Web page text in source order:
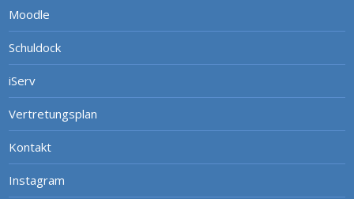
Moodle
Schuldock
iServ
Vertretungsplan
Kontakt
Instagram